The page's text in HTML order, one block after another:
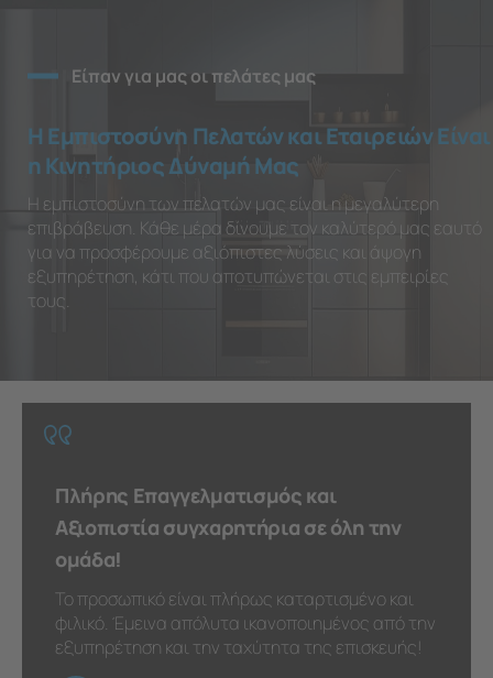
Είπαν για μας οι πελάτες μας
Η Εμπιστοσύνη Πελατών και Εταιρειών Είναι
η Κινητήριος Δύναμή Μας
Η εμπιστοσύνη των πελατών μας είναι η μεγαλύτερη
επιβράβευση. Κάθε μέρα δίνουμε τον καλύτερό μας εαυτό
για να προσφέρουμε αξιόπιστες λύσεις και άψογη
εξυπηρέτηση, κάτι που αποτυπώνεται στις εμπειρίες
τους.
Πλήρης Επαγγελματισμός και
Αξιοπιστία συγχαρητήρια σε όλη την
ομάδα!
Το προσωπικό είναι πλήρως καταρτισμένο και
φιλικό. Έμεινα απόλυτα ικανοποιημένος από την
εξυπηρέτηση και την ταχύτητα της επισκευής!